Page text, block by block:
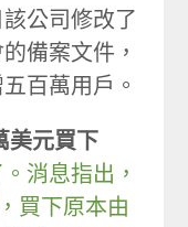
公司修改了
備案文件，
百萬用戶。
美元買下
消息指出，
買下原本由